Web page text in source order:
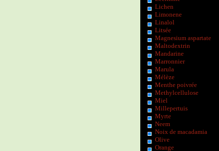
Lichen
Limonene
Linalol
Litsée
Magnesium aspartate
Maltodextrin
Mandarine
Marronnier
Marula
Mélèze
Menthe poivrée
Methylcellulose
Miel
Millepertuis
Myrte
Neem
Noix de macadamia
Olive
Orange